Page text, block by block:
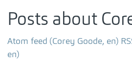
Posts about
Atom feed (Corey Goode, en)
en)